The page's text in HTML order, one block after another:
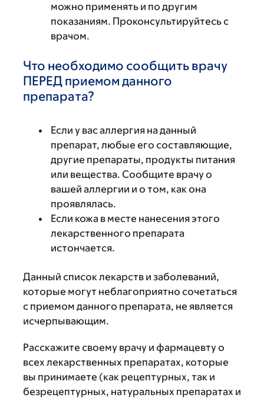
можно применять и по другим
показаниям. Проконсультируйтесь с
врачом.
Что необходимо сообщить врачу
ПЕРЕД приемом данного
препарата?
Если у вас аллергия на данный
препарат, любые его составляющие,
другие препараты, продукты питания
или вещества. Сообщите врачу о
вашей аллергии и о том, как она
проявлялась.
Если кожа в месте нанесения этого
лекарственного препарата
истончается.
Данный список лекарств и заболеваний,
которые могут неблагоприятно сочетаться
с приемом данного препарата, не является
исчерпывающим.
Расскажите своему врачу и фармацевту о
всех лекарственных препаратах, которые
вы принимаете (как рецептурных, так и
безрецептурных, натуральных препаратах и